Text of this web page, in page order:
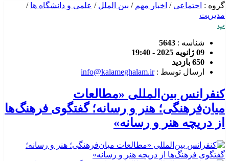
گروه : اجتماعی / اخبار مهم / بین الملل / علمی و دانشگاه ها /
مدیریت
پ
شناسه : 5643
09 ژانویه 2025 - 19:40
650 بازدید
ارسال توسط :info@kalameghalam.ir
کنفرانس بین‌المللی «مطالعات
میان‌فرهنگی؛ هنر و رسانه؛ گفتگوی فرهنگ‌ها
از دریچه هنر و رسانه»